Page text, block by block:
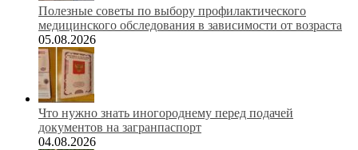
Полезные советы по выбору профилактического
медицинского обследования в зависимости от возраста
05.08.2026
Что нужно знать иногороднему перед подачей
документов на загранпаспорт
04.08.2026